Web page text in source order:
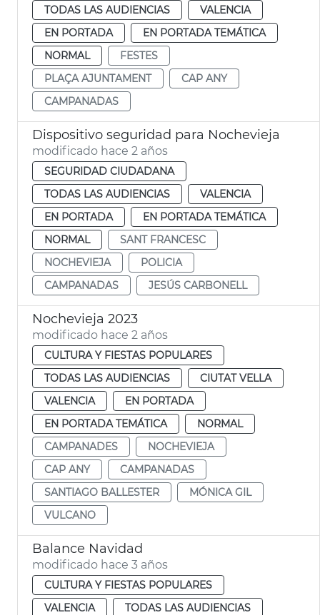
TODAS LAS AUDIENCIAS
VALENCIA
EN PORTADA
EN PORTADA TEMÁTICA
NORMAL
FESTES
PLAÇA AJUNTAMENT
CAP ANY
CAMPANADAS
Dispositivo seguridad para Nochevieja
modificado hace 2 años
SEGURIDAD CIUDADANA
TODAS LAS AUDIENCIAS
VALENCIA
EN PORTADA
EN PORTADA TEMÁTICA
NORMAL
SANT FRANCESC
NOCHEVIEJA
POLICIA
CAMPANADAS
JESÚS CARBONELL
Nochevieja 2023
modificado hace 2 años
CULTURA Y FIESTAS POPULARES
TODAS LAS AUDIENCIAS
CIUTAT VELLA
VALENCIA
EN PORTADA
EN PORTADA TEMÁTICA
NORMAL
CAMPANADES
NOCHEVIEJA
CAP ANY
CAMPANADAS
SANTIAGO BALLESTER
MÓNICA GIL
VULCANO
Balance Navidad
modificado hace 3 años
CULTURA Y FIESTAS POPULARES
VALENCIA
TODAS LAS AUDIENCIAS